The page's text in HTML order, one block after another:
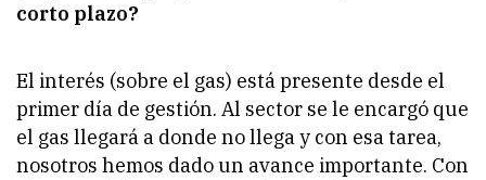
corto plazo?
El interés (sobre el gas) está presente desde el
primer día de gestión. Al sector se le encargó que
el gas llegará a donde no llega y con esa tarea,
nosotros hemos dado un avance importante. Con